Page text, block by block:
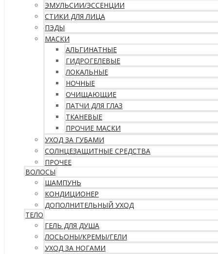
ЭМУЛЬСИИ/ЭССЕНЦИИ
СТИКИ ДЛЯ ЛИЦА
ПЭДЫ
МАСКИ
АЛЬГИНАТНЫЕ
ГИДРОГЕЛЕВЫЕ
ЛОКАЛЬНЫЕ
НОЧНЫЕ
ОЧИЩАЮЩИЕ
ПАТЧИ ДЛЯ ГЛАЗ
ТКАНЕВЫЕ
ПРОЧИЕ МАСКИ
УХОД ЗА ГУБАМИ
СОЛНЦЕЗАЩИТНЫЕ СРЕДСТВА
ПРОЧЕЕ
ВОЛОСЫ
ШАМПУНЬ
КОНДИЦИОНЕР
ДОПОЛНИТЕЛЬНЫЙ УХОД
ТЕЛО
ГЕЛЬ ДЛЯ ДУША
ЛОСЬОНЫ/КРЕМЫ/ГЕЛИ
УХОД ЗА НОГАМИ